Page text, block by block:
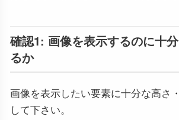
確認1: 画像を表示するのに十
るか
画像を表示したい要素に十分な高さ
して下さい。